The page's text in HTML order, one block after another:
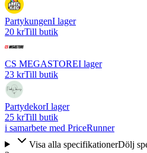
PartykungenI lager
20 krTill butik
CS MEGASTOREI lager
23 krTill butik
PartydekorI lager
25 krTill butik
i samarbete med PriceRunner
Visa alla specifikationerDölj